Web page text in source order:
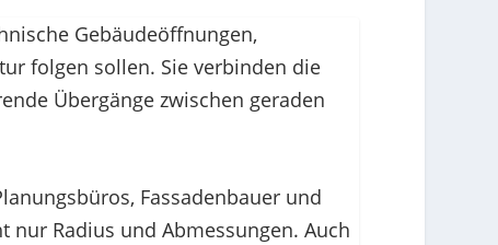
Gebäudeöffnungen,
folgen sollen. Sie verbinden die
Übergänge zwischen geraden
Fassadenbauer und
Radius und Abmessungen. Auch